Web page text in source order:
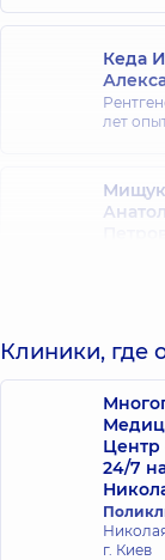
Кеда
лет
Мищук
Клиники, где
Центр
24/7
г. Киев